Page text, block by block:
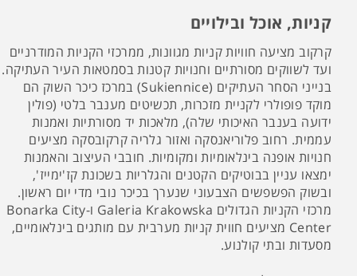
קניות, אוכל ובילויים
קרקוב מציעה חוויות קניות מגוונות, ממרכזי הקניות המודרניים
ועד לשווקים מסורתיים וחנויות קטנות בסמטאות העיר העתיקה.
בנייני הסחר העתיקים (Sukiennice) במרכז כיכר השוק הם
מוקד פופולרי לקניית מזכרות, תכשיטים מענבר בלטי (פולין
ידועה בענבר האיכותי שלה), מלאכות יד מסורתיות ואמנות
עממית. רחוב פלוריאנסקה ואזור גלריה קרקובסקה מציעים
חנויות אופנה בינלאומיות ומקומיות. חובבי העיצוב והאמנות
ימצאו עניין בבוטיקים הקטנים והגלריות בשכונת קז'ימייז',
ובשוק הפשפשים הצבעוני שנערך בכיכר נובי מדי יום ראשון.
מרכזי הקניות הגדולים Galeria Krakowska ו-Bonarka City
Center מציעים חווית קניות מערבית עם מותגים בינלאומיים,
מסעדות ובתי קולנוע.